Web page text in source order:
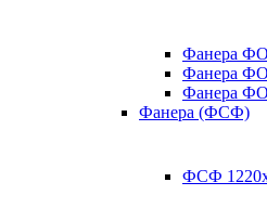
Фанера
Фанера
Фанера
Фанера (ФСФ)
ФСФ